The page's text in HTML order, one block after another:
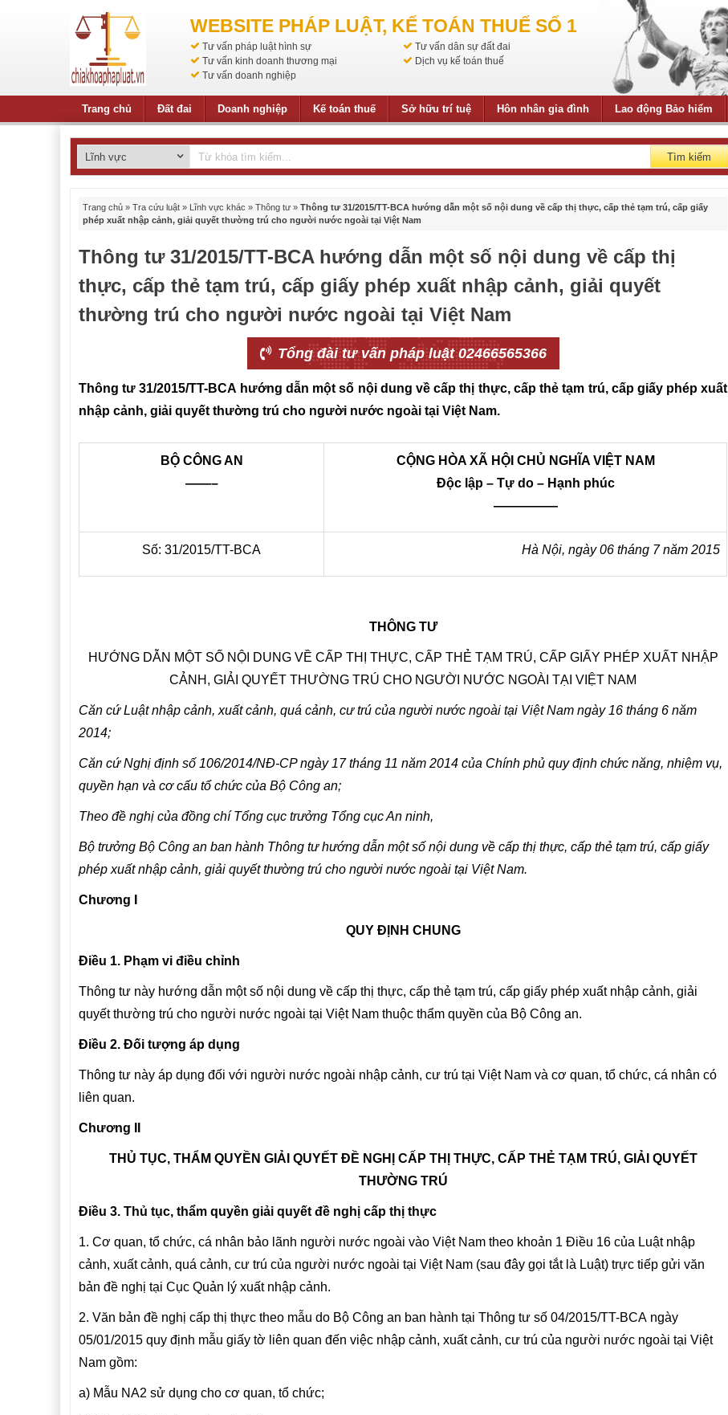
WEBSITE PHÁP LUẬT, KẾ TOÁN THUẾ SỐ 1
Tư vấn pháp luật hình sự
Tư vấn dân sự đất đai
Tư vấn kinh doanh thương mại
Dịch vụ kế toán thuế
Tư vấn doanh nghiệp
Trang chủ Đất đai Doanh nghiệp Kế toán thuế Sở hữu trí tuệ Hôn nhân gia đình Lao động Bảo hiểm
Tìm kiếm
Trang chủ » Tra cứu luật » Lĩnh vực khác » Thông tư » Thông tư 31/2015/TT-BCA hướng dẫn một số nội dung về cấp thị thực, cấp thẻ tạm trú, cấp giấy
phép xuất nhập cảnh, giải quyết thường trú cho người nước ngoài tại Việt Nam
Thông tư 31/2015/TT-BCA hướng dẫn một số nội dung về cấp thị
thực, cấp thẻ tạm trú, cấp giấy phép xuất nhập cảnh, giải quyết
thường trú cho người nước ngoài tại Việt Nam
Tổng đài tư vấn pháp luật 02466565366
Thông tư 31/2015/TT-BCA hướng dẫn một số nội dung về cấp thị thực, cấp thẻ tạm trú, cấp giấy phép xuất
nhập cảnh, giải quyết thường trú cho người nước ngoài tại Việt Nam.
BỘ CÔNG AN
——–
CỘNG HÒA XÃ HỘI CHỦ NGHĨA VIỆT NAM
Độc lập – Tự do – Hạnh phúc
—————
Số: 31/2015/TT-BCA Hà Nội, ngày 06 tháng 7 năm 2015
THÔNG TƯ
HƯỚNG DẪN MỘT SỐ NỘI DUNG VỀ CẤP THỊ THỰC, CẤP THẺ TẠM TRÚ, CẤP GIẤY PHÉP XUẤT NHẬP
CẢNH, GIẢI QUYẾT THƯỜNG TRÚ CHO NGƯỜI NƯỚC NGOÀI TẠI VIỆT NAM
Căn cứ Luật nhập cảnh, xuất cảnh, quá cảnh, cư trú của người nước ngoài tại Việt Nam ngày 16 tháng 6 năm
2014;
Căn cứ Nghị định số 106/2014/NĐ-CP ngày 17 tháng 11 năm 2014 của Chính phủ quy định chức năng, nhiệm vụ,
quyền hạn và cơ cấu tổ chức của Bộ Công an;
Theo đề nghị của đồng chí Tổng cục trưởng Tổng cục An ninh,
Bộ trưởng Bộ Công an ban hành Thông tư hướng dẫn một số nội dung về cấp thị thực, cấp thẻ tạm trú, cấp giấy
phép xuất nhập cảnh, giải quyết thường trú cho người nước ngoài tại Việt Nam.
Chương I
QUY ĐỊNH CHUNG
Điều 1. Phạm vi điều chỉnh
Thông tư này hướng dẫn một số nội dung về cấp thị thực, cấp thẻ tạm trú, cấp giấy phép xuất nhập cảnh, giải
quyết thường trú cho người nước ngoài tại Việt Nam thuộc thẩm quyền của Bộ Công an.
Điều 2. Đối tượng áp dụng
Thông tư này áp dụng đối với người nước ngoài nhập cảnh, cư trú tại Việt Nam và cơ quan, tổ chức, cá nhân có
liên quan.
Chương II
THỦ TỤC, THẨM QUYỀN GIẢI QUYẾT ĐỀ NGHỊ CẤP THỊ THỰC, CẤP THẺ TẠM TRÚ, GIẢI QUYẾT
THƯỜNG TRÚ
Điều 3. Thủ tục, thẩm quyền giải quyết đề nghị cấp thị thực
1. Cơ quan, tổ chức, cá nhân bảo lãnh người nước ngoài vào Việt Nam theo khoản 1 Điều 16 của Luật nhập
cảnh, xuất cảnh, quá cảnh, cư trú của người nước ngoài tại Việt Nam (sau đây gọi tắt là Luật) trực tiếp gửi văn
bản đề nghị tại Cục Quản lý xuất nhập cảnh.
2. Văn bản đề nghị cấp thị thực theo mẫu do Bộ Công an ban hành tại Thông tư số 04/2015/TT-BCA ngày
05/01/2015 quy định mẫu giấy tờ liên quan đến việc nhập cảnh, xuất cảnh, cư trú của người nước ngoài tại Việt
Nam gồm:
a) Mẫu NA2 sử dụng cho cơ quan, tổ chức;